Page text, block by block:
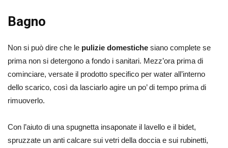
Bagno
Non si può dire che le pulizie domestiche siano complete se
prima non si detergono a fondo i sanitari. Mezz’ora prima di
cominciare, versate il prodotto specifico per water all’interno
dello scarico, così da lasciarlo agire un po’ di tempo prima di
rimuoverlo.
Con l’aiuto di una spugnetta insaponate il lavello e il bidet,
spruzzate un anti calcare sui vetri della doccia e sui rubinetti,